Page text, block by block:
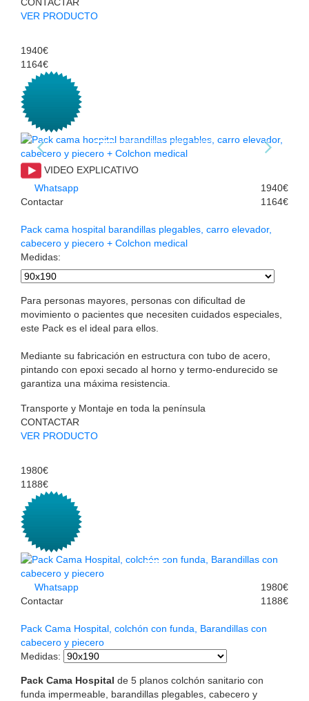
VER PRODUCTO
1940€
1164€
VIDEO EXPLICATIVO
Whatsapp
Contactar
1940€
1164€
Pack cama hospital barandillas plegables, carro elevador,
cabecero y piecero + Colchon medical
Medidas:
Para personas mayores, personas con dificultad de
movimiento o pacientes que necesiten cuidados especiales,
este Pack es el ideal para ellos.
Mediante su fabricación en estructura con tubo de acero,
pintando con epoxi secado al horno y termo-endurecido se
garantiza una máxima resistencia.
Transporte y Montaje en toda la península
CONTACTAR
VER PRODUCTO
1980€
1188€
Whatsapp
Contactar
1980€
1188€
Pack Cama Hospital, colchón con funda, Barandillas con
cabecero y piecero
Medidas:
Pack Cama Hospital de 5 planos colchón sanitario con
funda impermeable, barandillas plegables, cabecero y